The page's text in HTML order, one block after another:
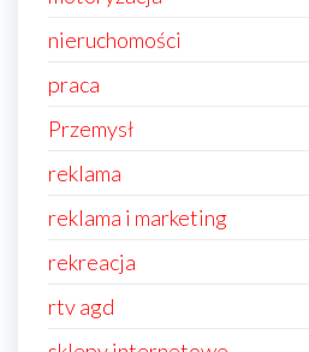
nieruchomości
praca
Przemysł
reklama
reklama i marketing
rekreacja
rtv agd